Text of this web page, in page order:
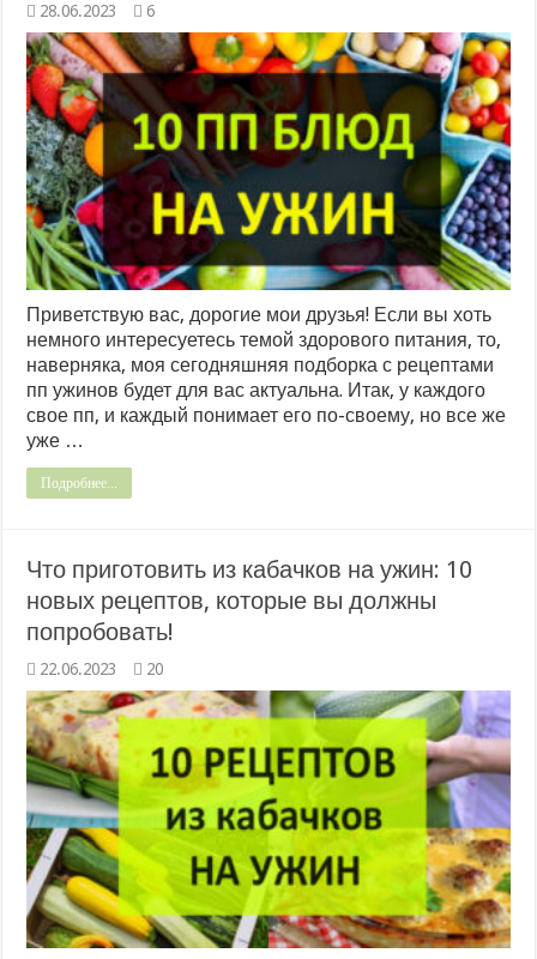
28.06.2023 6
Приветствую вас, дорогие мои друзья! Если вы хоть
немного интересуетесь темой здорового питания, то,
наверняка, моя сегодняшняя подборка с рецептами
пп ужинов будет для вас актуальна. Итак, у каждого
свое пп, и каждый понимает его по-своему, но все же
уже …
Подробнее...
Что приготовить из кабачков на ужин: 10
новых рецептов, которые вы должны
попробовать!
22.06.2023 20